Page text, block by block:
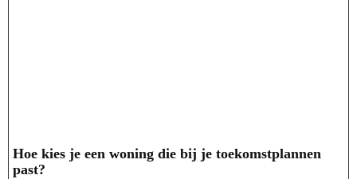
Hoe kies je een woning die bij je toekomstplannen
past?